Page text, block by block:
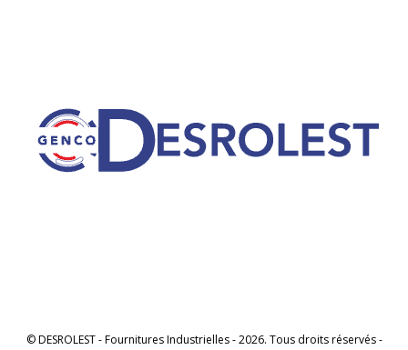
© DESROLEST - Fournitures Industrielles - 2026. Tous droits réservés -